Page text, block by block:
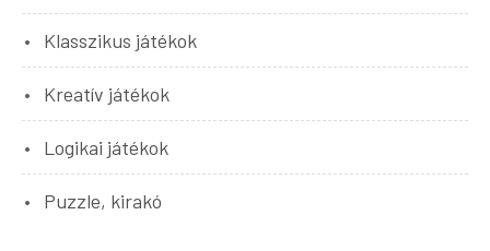
Klasszikus játékok
Kreatív játékok
Logikai játékok
Puzzle, kirakó